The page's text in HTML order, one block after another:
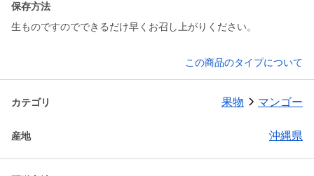
保存方法
生ものですのでできるだけ早くお召し上がりください。
この商品のタイプについて
カテゴリ 果物 マンゴー
産地 沖縄県